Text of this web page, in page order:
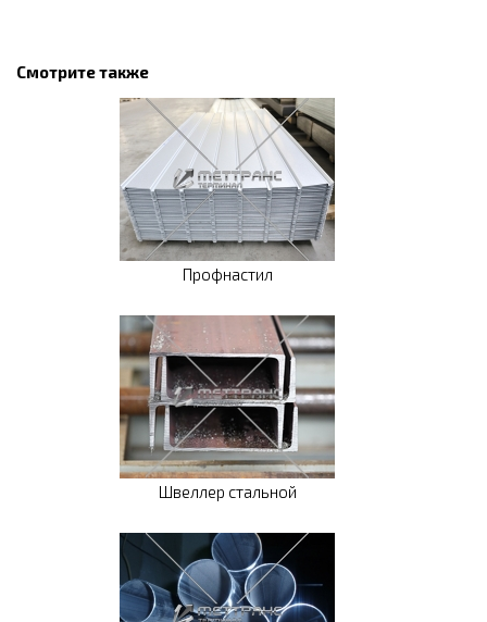
Смотрите также
Профнастил
Швеллер стальной